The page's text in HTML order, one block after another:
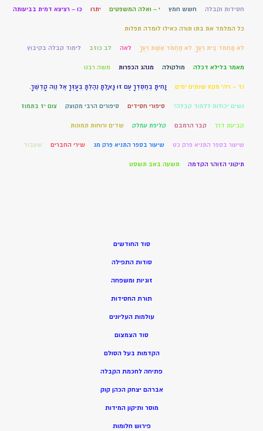
חסידות וקבלה חשש חמץ י – ואלה המשפטים יתרו כו – רציצא דמית בביעותה
כל המלמד את בתו תורה כאילו לומדה תפלות
לֹא תַחְמֹד בֵּית רֵעֶךָ. לֹא תַחְמֹד אֵשֶׁת רֵעֶךָ לאה לב כוזב לימוד קבלה בקיבוץ
מאמר בלילא דכלה מולקולה מנהג הכפרות משה רבנו
נד – ויהי מקץ שנתים ימים נָחִיתָ בְחַסְדְּךָ עַם זוּ גָּאָלְתָּ נֵהַלְתָּ בְעָזְּךָ אֶל נְוֵה קָדְשֶׁךָ.
נשים יכולות ללמוד קבלה? סיפורי חסידים סיפורים הרבי מקוצק צום יז בתמוז
קביעת דרך קבר הרמבם קליפת עמלק שדים ורוחות תמונות
שיעור בספר התניא פרק כט שיעור בספר התניא פרק מג שירי החברים שעבוד
תיקוני הזוהר הקדמה תשעה באב תשסט
סוד החודשים
סודות התפילה
זוגיות ומשפחה
תורת החסידות
עולמות העליונים
סוד הצמצום
הקדמות בעל הסולם
פתיחה לחכמת הקבלה
אברהם יצחק הכהן קוק
מוסר ותיקון המידות
פירוש חלומות